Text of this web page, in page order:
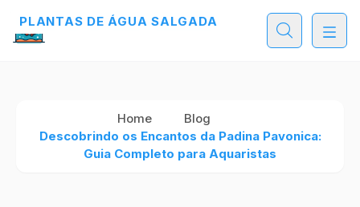
Home
Blog
Descobrindo os Encantos da Padina Pavonica:
Guia Completo para Aquaristas
PLANTAS DE ÁGUA SALGADA
PLANTAS DE ÁGUA SALGADA
PLANTAS DE ÁGUA SALGADA